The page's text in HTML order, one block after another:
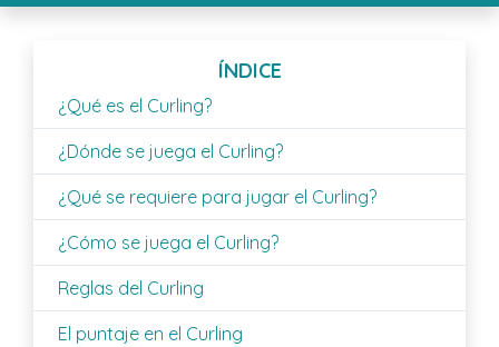
ÍNDICE
¿Qué es el Curling?
¿Dónde se juega el Curling?
¿Qué se requiere para jugar el Curling?
¿Cómo se juega el Curling?
Reglas del Curling
El puntaje en el Curling